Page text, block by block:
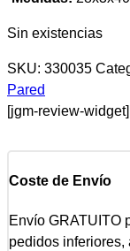
Sin existencias
SKU: 330035
Pared
[jgm-review-widget]
Coste de Envío
Envío GRATUITO
pedidos inferiores,